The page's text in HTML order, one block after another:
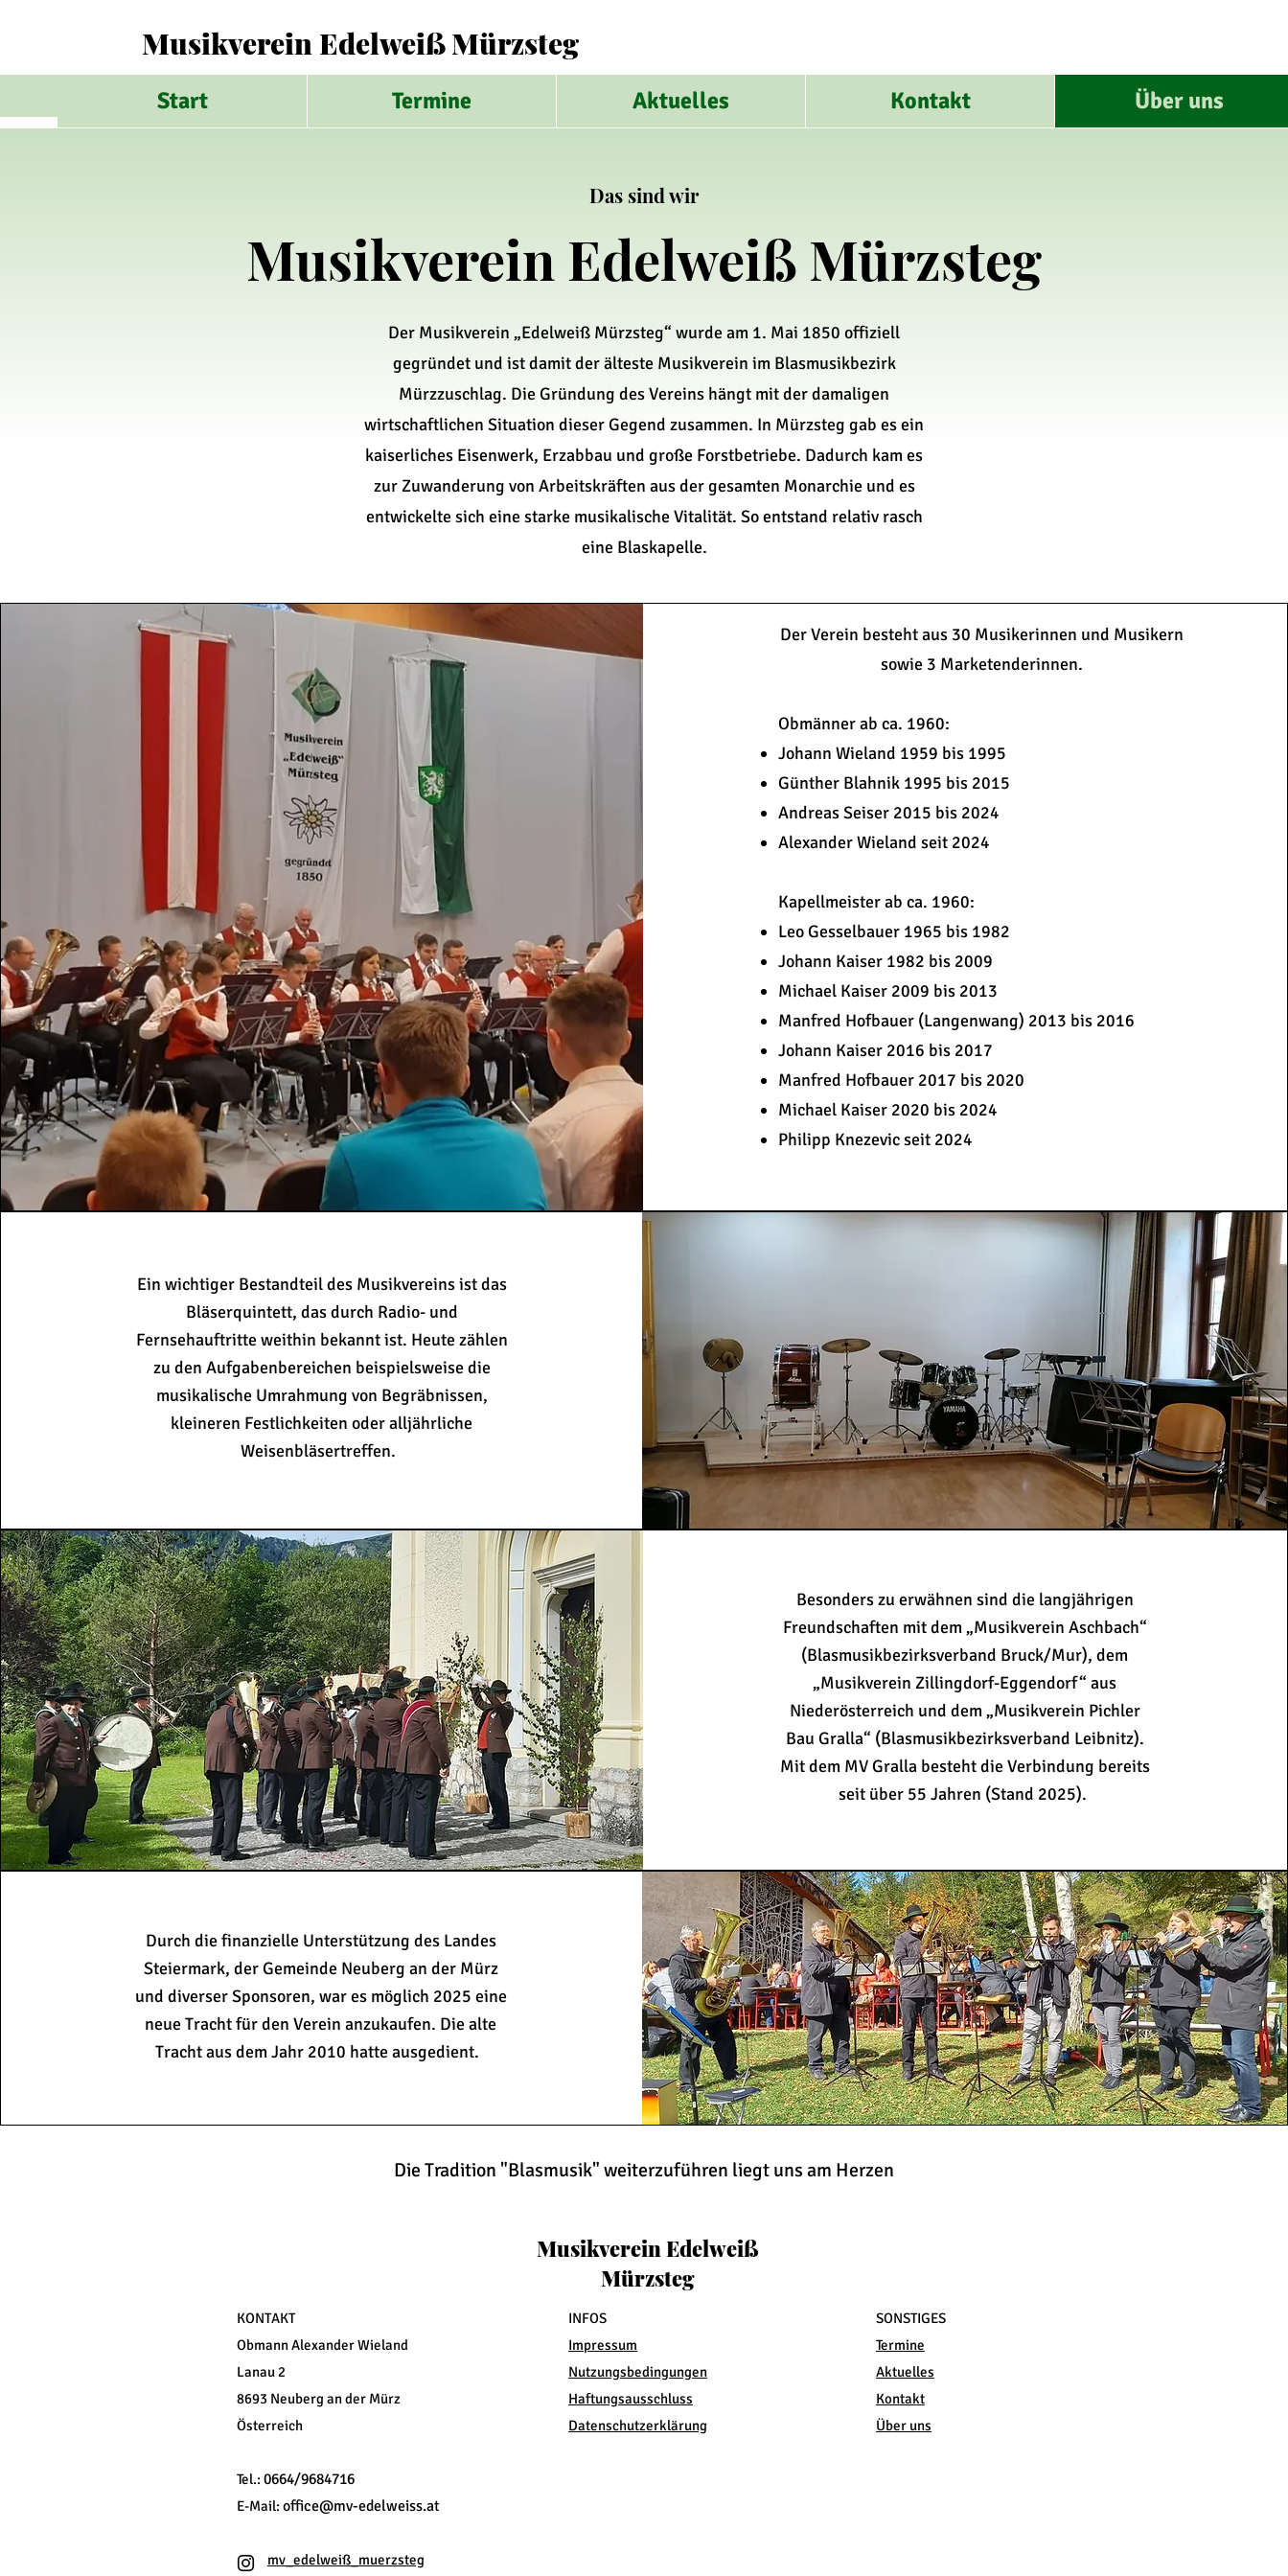
Musikverein Edelweiß Mürzsteg
Start Termine Aktuelles Kontakt Über uns
Das sind wir
Musikverein Edelweiß Mürzsteg
Der Musikverein „Edelweiß Mürzsteg“ wurde am 1. Mai 1850 offiziell
gegründet und ist damit der älteste Musikverein im Blasmusikbezirk
Mürzzuschlag. Die Gründung des Vereins hängt mit der damaligen
wirtschaftlichen Situation dieser Gegend zusammen. In Mürzsteg gab es ein
kaiserliches Eisenwerk, Erzabbau und große Forstbetriebe. Dadurch kam es
zur Zuwanderung von Arbeitskräften aus der gesamten Monarchie und es
entwickelte sich eine starke musikalische Vitalität. So entstand relativ rasch
eine Blaskapelle.
Der Verein besteht aus 30 Musikerinnen und Musikern
sowie 3 Marketenderinnen.
Obmänner ab ca. 1960:
Johann Wieland 1959 bis 1995
Günther Blahnik 1995 bis 2015
Andreas Seiser 2015 bis 2024
Alexander Wieland seit 2024
Kapellmeister ab ca. 1960:
Leo Gesselbauer 1965 bis 1982
Johann Kaiser 1982 bis 2009
Michael Kaiser 2009 bis 2013
Manfred Hofbauer (Langenwang) 2013 bis 2016
Johann Kaiser 2016 bis 2017
Manfred Hofbauer 2017 bis 2020
Michael Kaiser 2020 bis 2024
Philipp Knezevic seit 2024
Ein wichtiger Bestandteil des Musikvereins ist das
Bläserquintett, das durch Radio- und
Fernsehauftritte weithin bekannt ist. Heute zählen
zu den Aufgabenbereichen beispielsweise die
musikalische Umrahmung von Begräbnissen,
kleineren Festlichkeiten oder alljährliche
Weisenbläsertreffen.
Besonders zu erwähnen sind die langjährigen
Freundschaften mit dem „Musikverein Aschbach“
(Blasmusikbezirksverband Bruck/Mur), dem
„Musikverein Zillingdorf-Eggendorf“ aus
Niederösterreich und dem „Musikverein Pichler
Bau Gralla“ (Blasmusikbezirksverband Leibnitz).
Mit dem MV Gralla besteht die Verbindung bereits
seit über 55 Jahren (Stand 2025).
Durch die finanzielle Unterstützung des Landes
Steiermark, der Gemeinde Neuberg an der Mürz
und diverser Sponsoren, war es möglich 2025 eine
neue Tracht für den Verein anzukaufen. Die alte
Tracht aus dem Jahr 2010 hatte ausgedient.
Die Tradition "Blasmusik" weiterzuführen liegt uns am Herzen
Musikverein Edelweiß
Mürzsteg
KONTAKT
Obmann Alexander Wieland
Lanau 2
8693 Neuberg an der Mürz
Österreich
Tel.: 0664/9684716
E-Mail: office@mv-edelweiss.at
mv_edelweiß_muerzsteg
INFOS
Impressum
Nutzungsbedingungen
Haftungsausschluss
Datenschutzerklärung
SONSTIGES
Termine
Aktuelles
Kontakt
Über uns